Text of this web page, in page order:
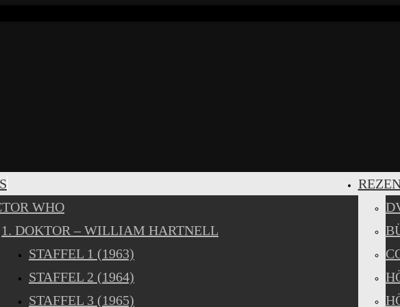
WHO
1. DOKTOR – WILLIAM HARTNELL
STAFFEL 1 (1963)
STAFFEL 2 (1964)
STAFFEL 3 (1965)